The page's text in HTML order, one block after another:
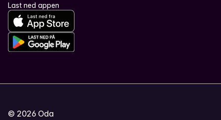
Last ned appen
© 2026 Oda